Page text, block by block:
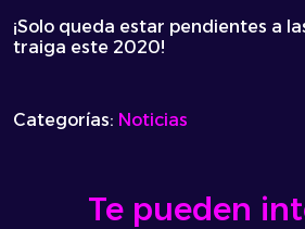
¡Solo queda estar pendientes a
traiga este 2020!
Categorías: Noticias
Te pueden